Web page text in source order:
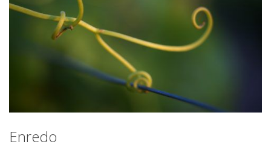
Enredo